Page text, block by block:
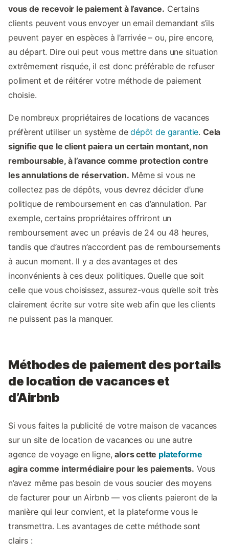
vous de recevoir le paiement à l’avance. Certains
clients peuvent vous envoyer un email demandant s’ils
peuvent payer en espèces à l’arrivée – ou, pire encore,
au départ. Dire oui peut vous mettre dans une situation
extrêmement risquée, il est donc préférable de refuser
poliment et de réitérer votre méthode de paiement
choisie.
De nombreux propriétaires de locations de vacances
préfèrent utiliser un système dedépôt de garantie. Cela
signifie que le client paiera un certain montant, non
remboursable, à l’avance comme protection contre
les annulations de réservation. Même si vous ne
collectez pas de dépôts, vous devrez décider d’une
politique de remboursement en cas d’annulation. Par
exemple, certains propriétaires offriront un
remboursement avec un préavis de 24 ou 48 heures,
tandis que d’autres n’accordent pas de remboursements
à aucun moment. Il y a des avantages et des
inconvénients à ces deux politiques. Quelle que soit
celle que vous choisissez, assurez-vous qu’elle soit très
clairement écrite sur votre site web afin que les clients
ne puissent pas la manquer.
Méthodes de paiement des portails
de location de vacances et
d’Airbnb
Si vous faites la publicité de votre maison de vacances
sur un site de location de vacances ou une autre
agence de voyage en ligne,alors cette plateforme
agira comme intermédiaire pour les paiements. Vous
n’avez même pas besoin de vous soucier des moyens
de facturer pour un Airbnb — vos clients paieront de la
manière qui leur convient, et la plateforme vous le
transmettra. Les avantages de cette méthode sont
clairs :